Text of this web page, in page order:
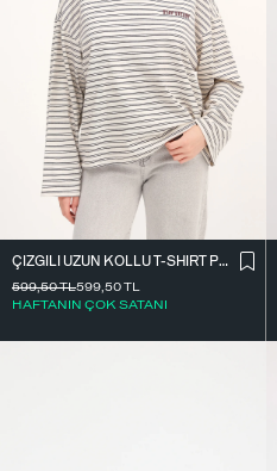
ÇIZGILI UZUN KOLLU T-SHIRT P10522
599,50TL
HAFTANIN ÇOK SATANI
599,50TL